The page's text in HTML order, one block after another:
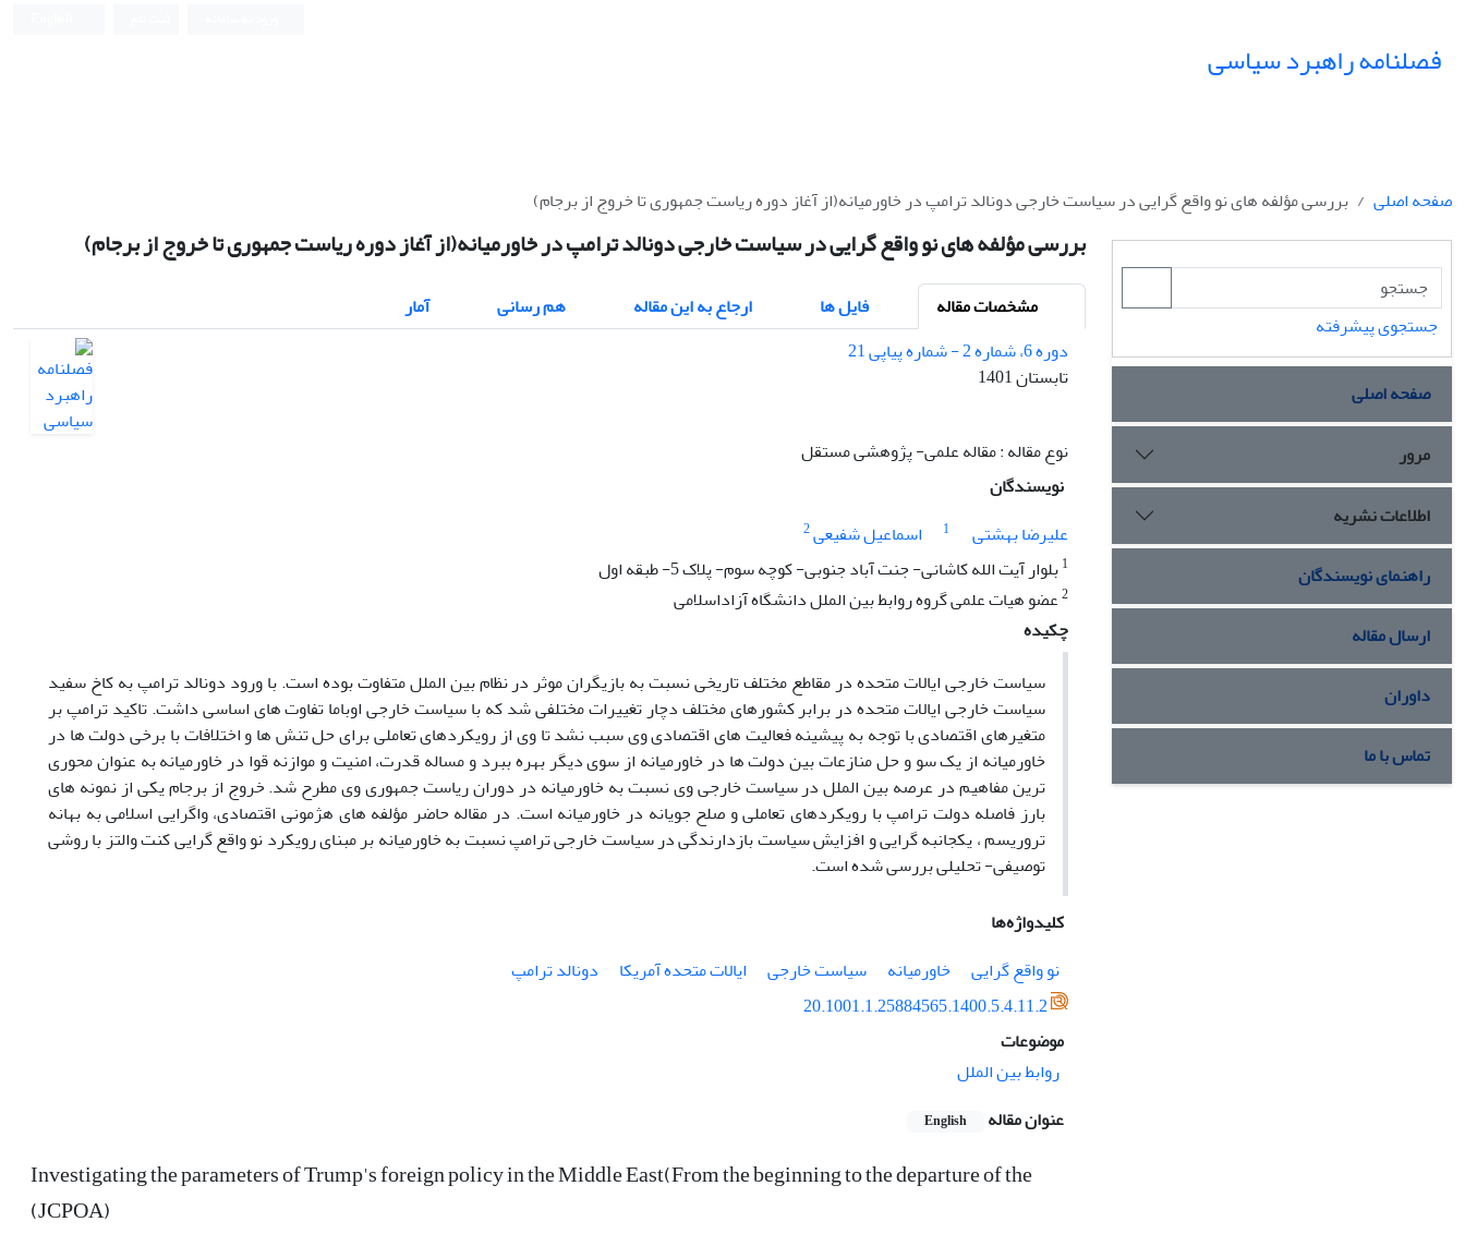
فصلنامه راهبرد سیاسی
صفحه اصلی بررسی مؤلفه های نو واقع گرایی در سیاست خارجی دونالد ترامپ در خاورمیانه(از آغاز دوره ریاست جمهوری تا خروج از برجام)
بررسی مؤلفه های نو واقع گرایی در سیاست خارجی دونالد ترامپ در خاورمیانه(از آغاز دوره ریاست جمهوری تا خروج از برجام)
مشخصات مقاله فایل ها ارجاع به این مقاله هم رسانی
آمار
دوره 6، شماره 2 - شماره پیاپی 21
تابستان 1401
نوع مقاله : مقاله علمی- پژوهشی مستقل
نویسندگان
علیرضا بهشتی
1 اسماعیل شفیعی2
1بلوار آیت الله کاشانی- جنت آباد جنوبی- کوچه سوم- پلاک 5- طبقه اول
2عضو هیات علمی گروه روابط بین الملل دانشگاه آزاداسلامی
چکیده
سیاست خارجی ایالات متحده در مقاطع مختلف تاریخی نسبت به بازیگران موثر در نظام بین الملل متفاوت بوده است. با ورود دونالد ترامپ به کاخ سفید
سیاست خارجی ایالات متحده در برابر کشورهای مختلف دچار تغییرات مختلفی شد که با سیاست خارجی اوباما تفاوت های اساسی داشت. تاکید ترامپ بر
متغیرهای اقتصادی با توجه به پیشینه فعالیت های اقتصادی وی سبب نشد تا وی از رویکردهای تعاملی برای حل تنش ها و اختلافات با برخی دولت ها در
خاورمیانه از یک سو و حل منازعات بین دولت ها در خاورمیانه از سوی دیگر بهره ببرد و مساله قدرت، امنیت و موازنه قوا در خاورمیانه به عنوان محوری
ترین مفاهیم در عرصه بین الملل در سیاست خارجی وی نسبت به خاورمیانه در دوران ریاست جمهوری وی مطرح شد. خروج از برجام یکی از نمونه های
بارز فاصله دولت ترامپ با رویکردهای تعاملی و صلح جویانه در خاورمیانه است. در مقاله حاضر مؤلفه های هژمونی اقتصادی، واگرایی اسلامی به بهانه
تروریسم ، یکجانبه گرایی و افزایش سیاست بازدارندگی در سیاست خارجی ترامپ نسبت به خاورمیانه بر مبنای رویکرد نو واقع گرایی کنت والتز با روشی
توصیفی- تحلیلی بررسی شده است.
کلیدواژه‌ها
نو واقع گرایی
خاورمیانه سیاست خارجی ایالات متحده آمریکا
دونالد ترامپ
20.1001.1.25884565.1400.5.4.11.2
موضوعات
روابط بین الملل
عنوان مقاله
English
Investigating the parameters of Trump's foreign policy in the Middle East(From the beginning to the departure of the
(JCPOA)
جستجوی پیشرفته
صفحه اصلی
مرور
اطلاعات نشریه
راهنمای نویسندگان
ارسال مقاله
داوران
تماس با ما